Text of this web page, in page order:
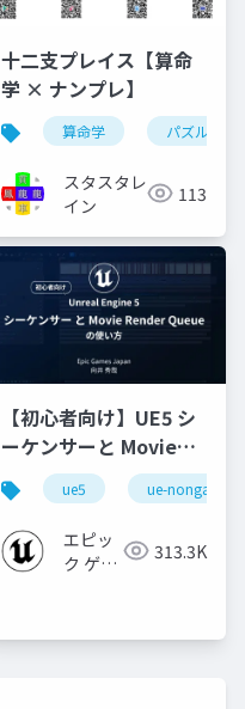
お祝い 赤パーカー
十二支プレイス【算命
学 × ナンプレ】
算命学 パズル
スタスタレ
イン
113
【初心者向け】UE5 シ
ーケンサーと Movie
Render Queue の使い
方【Cinematic Dive
2023】
ue5 ue-nongame
エピッ
ク ゲー
313.3K